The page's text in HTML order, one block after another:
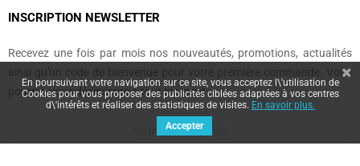
INSCRIPTION NEWSLETTER
Recevez une fois par mois nos nouveautés, promotions, actualités
ainsi qu'un code de bienvenue pour votre première commande. Vous
pourrez vous désinscrire à tout moment.
En poursuivant votre navigation sur ce site, vous acceptez l\'utilisation de
Cookies pour vous proposer des publicités ciblées adaptées à vos centres
d\'intérêts et réaliser des statistiques de visites. En savoir plus.
Accepter